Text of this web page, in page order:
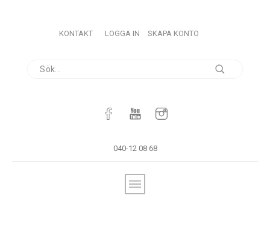
040-12 08 68
KONTAKT LOGGA IN SKAPA KONTO